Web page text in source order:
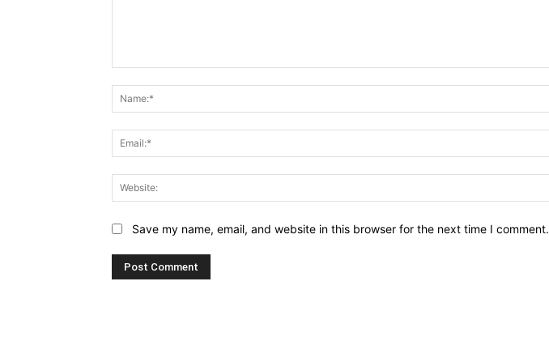
Save my name, email, and website in this browser for the next time I comment.